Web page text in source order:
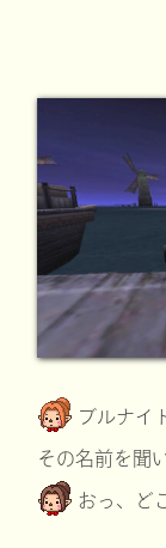
ブルナイ
その名前を聞
おっ、ど